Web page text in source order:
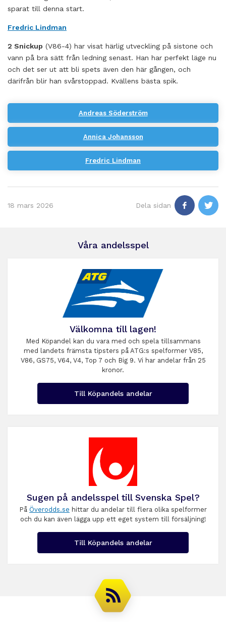
sparat till denna start.
Fredric Lindman
2 Snickup (V86-4) har visat härlig utveckling på sistone och
vann på bra sätt från ledning senast. Han har perfekt läge nu
och det ser ut att bli spets även den här gången, och
därifrån blir han svårstoppad. Kvällens bästa spik.
Andreas Söderström
Annica Johansson
Fredric Lindman
Dela sidan
18 mars 2026
Våra andelsspel
Välkomna till lagen!
Med Köpandel kan du vara med och spela tillsammans
med landets främsta tipsters på ATG:s spelformer V85,
V86, GS75, V64, V4, Top 7 och Big 9. Vi har andelar från 25
kronor.
Till Köpandels andelar
Sugen på andelsspel till Svenska Spel?
På Överodds.se hittar du andelar till flera olika spelformer
och du kan även lägga upp ett eget system till försäljning!
Till Köpandels andelar